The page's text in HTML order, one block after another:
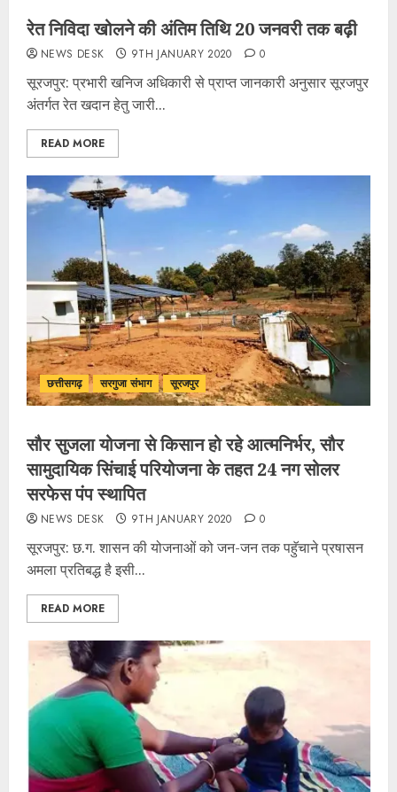
रेत निविदा खोलने की अंतिम तिथि 20 जनवरी तक बढ़ी
NEWS DESK 9TH JANUARY 2020 0
सूरजपुर: प्रभारी खनिज अधिकारी से प्राप्त जानकारी अनुसार सूरजपुर
अंतर्गत रेत खदान हेतु जारी...
READ MORE
छत्तीसगढ़ सरगुजा संभाग सूरजपुर
सौर सुजला योजना से किसान हो रहे आत्मनिर्भर, सौर
सामुदायिक सिंचाई परियोजना के तहत 24 नग सोलर
सरफेस पंप स्थापित
NEWS DESK 9TH JANUARY 2020 0
सूरजपुर: छ.ग. शासन की योजनाओं को जन-जन तक पहुॅचाने प्रषासन
अमला प्रतिबद्ध है इसी...
READ MORE